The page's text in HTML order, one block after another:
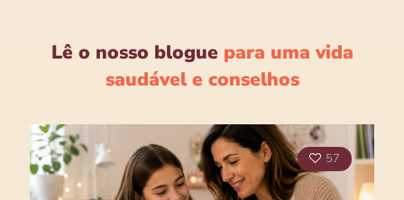
Lê o nosso blogue para uma vida
saudável e conselhos
57